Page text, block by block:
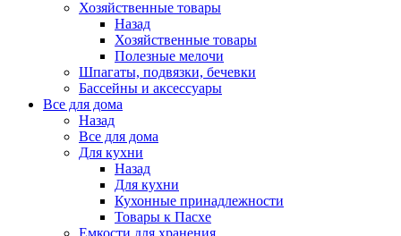
Хозяйственные товары
Назад
Хозяйственные товары
Полезные мелочи
Шпагаты, подвязки, бечевки
Бассейны и аксессуары
Все для дома
Назад
Все для дома
Для кухни
Назад
Для кухни
Кухонные принадлежности
Товары к Пасхе
Емкости для хранения